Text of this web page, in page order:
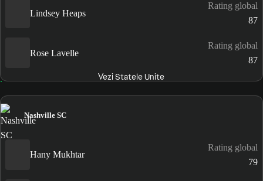
Lindsey Heaps
Rating global
87
Rose Lavelle
Rating global
87
Vezi Statele Unite
Nashville SC
Hany Mukhtar
Rating global
79